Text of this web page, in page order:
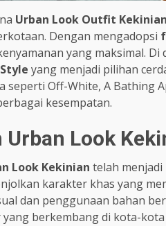
Urban Look Outfit Kekinian
Dengan mengadopsi
yang maksimal.
yang menjadi pilihan
seperti Off-White, A Bathing
kesempatan.
Urban Look
Look Kekinian telah
karakter khas yang
dan penggunaan bahan
berkembang di kota-kota